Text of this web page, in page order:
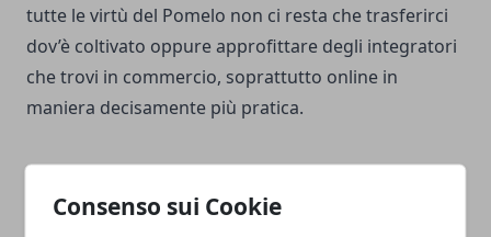
Consenso sui Cookie
tutte le virtù del Pomelo non ci resta che trasferirci
dov’è coltivato oppure approfittare degli integratori
che trovi in commercio, soprattutto online in
maniera decisamente più pratica.